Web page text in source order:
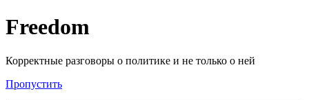
Freedom
Корректные разговоры о политике и не только о ней
Пропустить